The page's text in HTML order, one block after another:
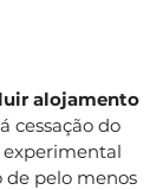
alojamento
cessação do
de pelo menos